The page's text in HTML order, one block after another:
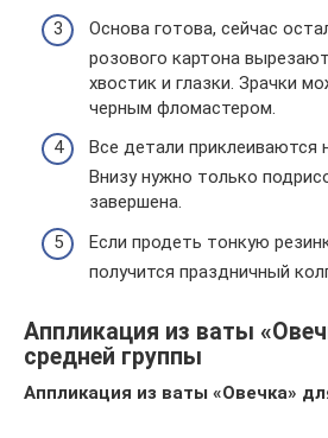
Основа готова, сейчас
розового картона
хвостик и глазки. Зрачки
черным фломастером.
Все детали приклеиваются
Внизу нужно только
завершена.
Если продеть тонкую
получится праздничный
Аппликация из ваты
средней группы
Аппликация из ваты «Овечка»